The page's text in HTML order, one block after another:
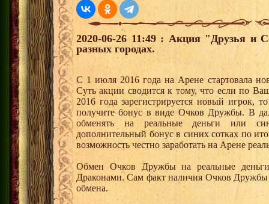
2020-06-26 11:49 : Акция "Друзья и
разных городах.
С 1 июля 2016 года на Арене стартовала
Суть акции сводится к тому, что если по
2016 года зарегистрируется новый
получите бонус в виде Очков Дружбы. В
обменять на реальные деньги или
дополнительный бонус в синих сотках по
возможность честно заработать на Арене
Обмен Очков Дружбы на реальные деньги
Драконами. Сам факт наличия Очков Дружбы
обмена.